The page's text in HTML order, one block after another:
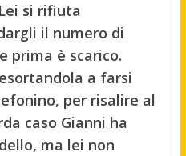
si rifiuta
il numero di
prima è scarico.
a farsi
per risalire al
caso Gianni ha
ma lei non